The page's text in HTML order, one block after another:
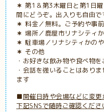
＊ 第1＆第3木曜日と第1日曜
間にどうぞ。出入りも自由で
＊ 料金／無料。ご予約や事
＊ 場所／鹿屋市リナシティ
＊ 駐車場／リナシティかの
＊ その他
・お好きな飲み物や食べ物
・会話を強いることはあり
ます
■開催日時や会場などに変更
下記SNSで随時ご確認くださ